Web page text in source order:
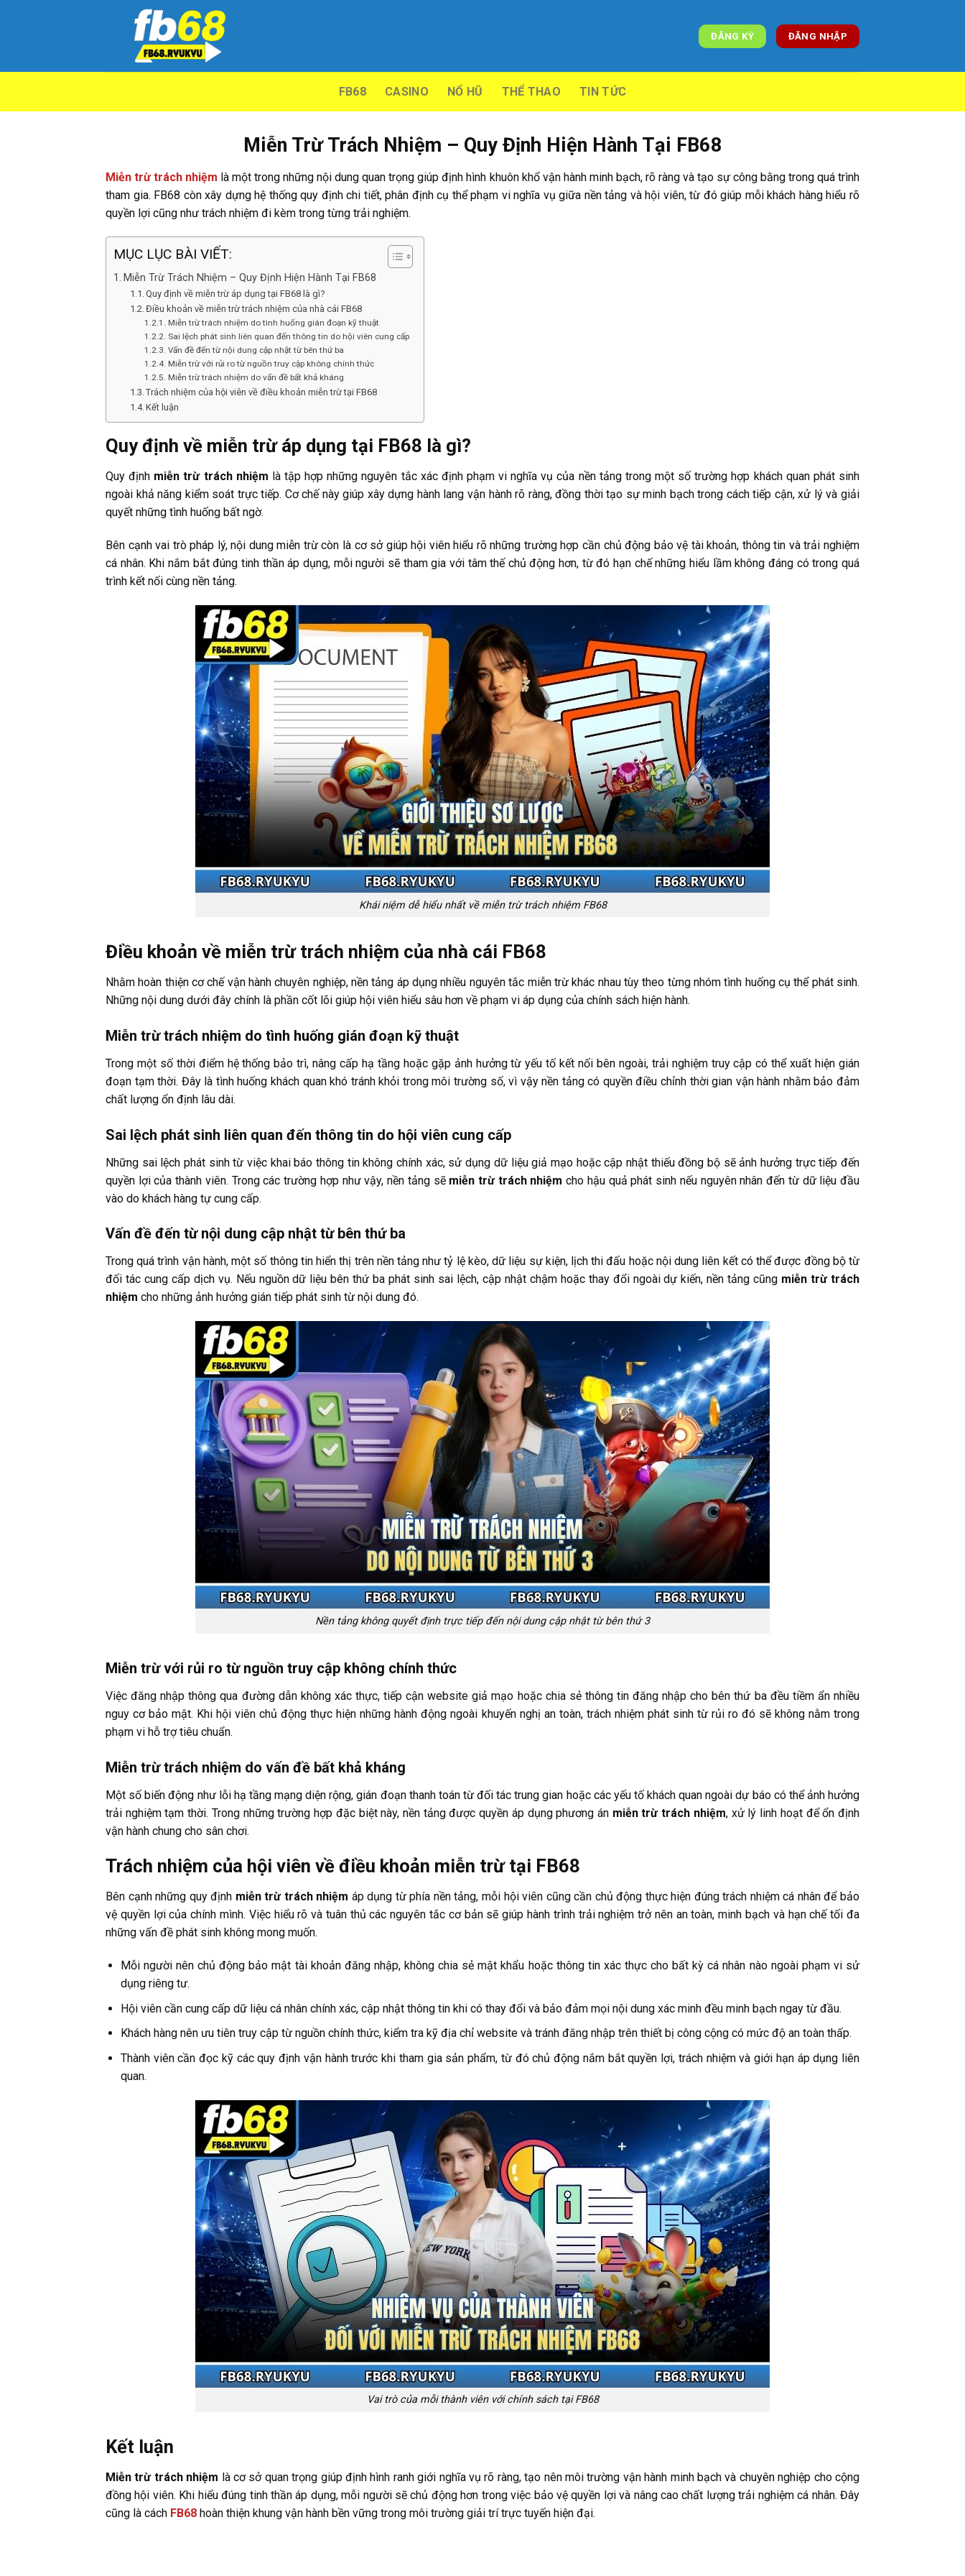
ĐĂNG KÝ ĐĂNG NHẬP
FB68 CASINO NỔ HŨ THỂ THAO TIN TỨC
Miễn Trừ Trách Nhiệm – Quy Định Hiện Hành Tại FB68
Miễn trừ trách nhiệm là một trong những nội dung quan trọng giúp định hình khuôn khổ vận hành minh bạch, rõ ràng và tạo sự công bằng trong quá trình
tham gia. FB68 còn xây dựng hệ thống quy định chi tiết, phân định cụ thể phạm vi nghĩa vụ giữa nền tảng và hội viên, từ đó giúp mỗi khách hàng hiểu rõ
quyền lợi cũng như trách nhiệm đi kèm trong từng trải nghiệm.
MỤC LỤC BÀI VIẾT:
Miễn Trừ Trách Nhiệm – Quy Định Hiện Hành Tại FB68
Quy định về miễn trừ áp dụng tại FB68 là gì?
Điều khoản về miễn trừ trách nhiệm của nhà cái FB68
Miễn trừ trách nhiệm do tình huống gián đoạn kỹ thuật
Sai lệch phát sinh liên quan đến thông tin do hội viên cung cấp
Vấn đề đến từ nội dung cập nhật từ bên thứ ba
Miễn trừ với rủi ro từ nguồn truy cập không chính thức
Miễn trừ trách nhiệm do vấn đề bất khả kháng
Trách nhiệm của hội viên về điều khoản miễn trừ tại FB68
Kết luận
Quy định về miễn trừ áp dụng tại FB68 là gì?
Quy định miễn trừ trách nhiệm là tập hợp những nguyên tắc xác định phạm vi nghĩa vụ của nền tảng trong một số trường hợp khách quan phát sinh
ngoài khả năng kiểm soát trực tiếp. Cơ chế này giúp xây dựng hành lang vận hành rõ ràng, đồng thời tạo sự minh bạch trong cách tiếp cận, xử lý và giải
quyết những tình huống bất ngờ.
Bên cạnh vai trò pháp lý, nội dung miễn trừ còn là cơ sở giúp hội viên hiểu rõ những trường hợp cần chủ động bảo vệ tài khoản, thông tin và trải nghiệm
cá nhân. Khi nắm bắt đúng tinh thần áp dụng, mỗi người sẽ tham gia với tâm thế chủ động hơn, từ đó hạn chế những hiểu lầm không đáng có trong quá
trình kết nối cùng nền tảng.
Khái niệm dễ hiểu nhất về miễn trừ trách nhiệm FB68
Điều khoản về miễn trừ trách nhiệm của nhà cái FB68
Nhằm hoàn thiện cơ chế vận hành chuyên nghiệp, nền tảng áp dụng nhiều nguyên tắc miễn trừ khác nhau tùy theo từng nhóm tình huống cụ thể phát sinh.
Những nội dung dưới đây chính là phần cốt lõi giúp hội viên hiểu sâu hơn về phạm vi áp dụng của chính sách hiện hành.
Miễn trừ trách nhiệm do tình huống gián đoạn kỹ thuật
Trong một số thời điểm hệ thống bảo trì, nâng cấp hạ tầng hoặc gặp ảnh hưởng từ yếu tố kết nối bên ngoài, trải nghiệm truy cập có thể xuất hiện gián
đoạn tạm thời. Đây là tình huống khách quan khó tránh khỏi trong môi trường số, vì vậy nền tảng có quyền điều chỉnh thời gian vận hành nhằm bảo đảm
chất lượng ổn định lâu dài.
Sai lệch phát sinh liên quan đến thông tin do hội viên cung cấp
Những sai lệch phát sinh từ việc khai báo thông tin không chính xác, sử dụng dữ liệu giả mạo hoặc cập nhật thiếu đồng bộ sẽ ảnh hưởng trực tiếp đến
quyền lợi của thành viên. Trong các trường hợp như vậy, nền tảng sẽ miễn trừ trách nhiệm cho hậu quả phát sinh nếu nguyên nhân đến từ dữ liệu đầu
vào do khách hàng tự cung cấp.
Vấn đề đến từ nội dung cập nhật từ bên thứ ba
Trong quá trình vận hành, một số thông tin hiển thị trên nền tảng như tỷ lệ kèo, dữ liệu sự kiện, lịch thi đấu hoặc nội dung liên kết có thể được đồng bộ từ
đối tác cung cấp dịch vụ. Nếu nguồn dữ liệu bên thứ ba phát sinh sai lệch, cập nhật chậm hoặc thay đổi ngoài dự kiến, nền tảng cũng miễn trừ trách
nhiệm cho những ảnh hưởng gián tiếp phát sinh từ nội dung đó.
Nền tảng không quyết định trực tiếp đến nội dung cập nhật từ bên thứ 3
Miễn trừ với rủi ro từ nguồn truy cập không chính thức
Việc đăng nhập thông qua đường dẫn không xác thực, tiếp cận website giả mạo hoặc chia sẻ thông tin đăng nhập cho bên thứ ba đều tiềm ẩn nhiều
nguy cơ bảo mật. Khi hội viên chủ động thực hiện những hành động ngoài khuyến nghị an toàn, trách nhiệm phát sinh từ rủi ro đó sẽ không nằm trong
phạm vi hỗ trợ tiêu chuẩn.
Miễn trừ trách nhiệm do vấn đề bất khả kháng
Một số biến động như lỗi hạ tầng mạng diện rộng, gián đoạn thanh toán từ đối tác trung gian hoặc các yếu tố khách quan ngoài dự báo có thể ảnh hưởng
trải nghiệm tạm thời. Trong những trường hợp đặc biệt này, nền tảng được quyền áp dụng phương án miễn trừ trách nhiệm, xử lý linh hoạt để ổn định
vận hành chung cho sân chơi.
Trách nhiệm của hội viên về điều khoản miễn trừ tại FB68
Bên cạnh những quy định miễn trừ trách nhiệm áp dụng từ phía nền tảng, mỗi hội viên cũng cần chủ động thực hiện đúng trách nhiệm cá nhân để bảo
vệ quyền lợi của chính mình. Việc hiểu rõ và tuân thủ các nguyên tắc cơ bản sẽ giúp hành trình trải nghiệm trở nên an toàn, minh bạch và hạn chế tối đa
những vấn đề phát sinh không mong muốn.
Mỗi người nên chủ động bảo mật tài khoản đăng nhập, không chia sẻ mật khẩu hoặc thông tin xác thực cho bất kỳ cá nhân nào ngoài phạm vi sử
dụng riêng tư.
Hội viên cần cung cấp dữ liệu cá nhân chính xác, cập nhật thông tin khi có thay đổi và bảo đảm mọi nội dung xác minh đều minh bạch ngay từ đầu.
Khách hàng nên ưu tiên truy cập từ nguồn chính thức, kiểm tra kỹ địa chỉ website và tránh đăng nhập trên thiết bị công cộng có mức độ an toàn thấp.
Thành viên cần đọc kỹ các quy định vận hành trước khi tham gia sản phẩm, từ đó chủ động nắm bắt quyền lợi, trách nhiệm và giới hạn áp dụng liên
quan.
Vai trò của mỗi thành viên với chính sách tại FB68
Kết luận
Miễn trừ trách nhiệm là cơ sở quan trọng giúp định hình ranh giới nghĩa vụ rõ ràng, tạo nên môi trường vận hành minh bạch và chuyên nghiệp cho cộng
đồng hội viên. Khi hiểu đúng tinh thần áp dụng, mỗi người sẽ chủ động hơn trong việc bảo vệ quyền lợi và nâng cao chất lượng trải nghiệm cá nhân. Đây
cũng là cách FB68 hoàn thiện khung vận hành bền vững trong môi trường giải trí trực tuyến hiện đại.